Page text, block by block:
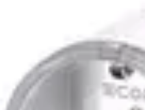
Astuces Pour Économiser